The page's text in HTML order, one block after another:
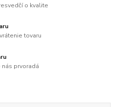
o kvalite
tovaru
prvoradá